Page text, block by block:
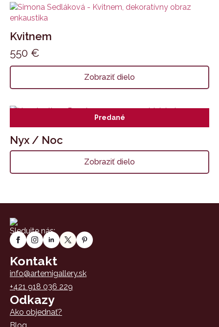
Kvitnem
550 €
Zobraziť dielo
Predané
Nyx / Noc
Zobraziť dielo
Sledujte nás:
Kontakt
info@artemigallery.sk
+421 918 036 229
Odkazy
Ako objednať?